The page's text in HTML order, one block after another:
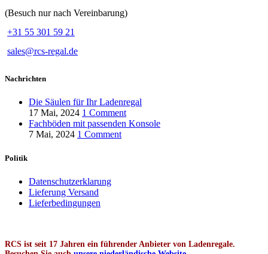
(Besuch nur nach Vereinbarung)
+31 55 301 59 21
sales@rcs-regal.de
Nachrichten
Die Säulen für Ihr Ladenregal
17 Mai, 2024 1 Comment
Fachböden mit passenden Konsole
7 Mai, 2024 1 Comment
Politik
Datenschutzerklarung
Lieferung Versand
Lieferbedingungen
RCS ist seit 17 Jahren ein führender Anbieter von Ladenregale.